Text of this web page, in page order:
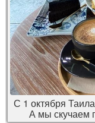
С 1 октября
А мы скучаем